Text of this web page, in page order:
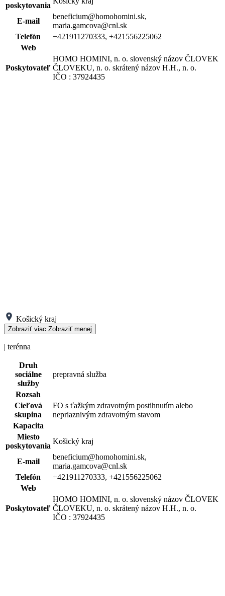
poskytovania
E-mail
beneficium@homohomini.sk,
maria.gamcova@cnl.sk
Telefón
+421911270333, +421556225062
Web
Poskytovateľ
HOMO HOMINI, n. o. slovenský názov ČLOVEK
ČLOVEKU, n. o. skrátený názov H.H., n. o.
IČO : 37924435
Košický kraj
Zobraziť viac Zobraziť menej
| terénna
Druh
sociálne
služby
prepravná služba
Rozsah
Cieľová
skupina
FO s ťažkým zdravotným postihnutím alebo
nepriaznivým zdravotným stavom
Kapacita
Miesto
poskytovania
Košický kraj
E-mail
beneficium@homohomini.sk,
maria.gamcova@cnl.sk
Telefón
+421911270333, +421556225062
Web
Poskytovateľ
HOMO HOMINI, n. o. slovenský názov ČLOVEK
ČLOVEKU, n. o. skrátený názov H.H., n. o.
IČO : 37924435